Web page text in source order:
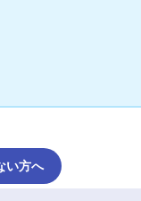
い方へ